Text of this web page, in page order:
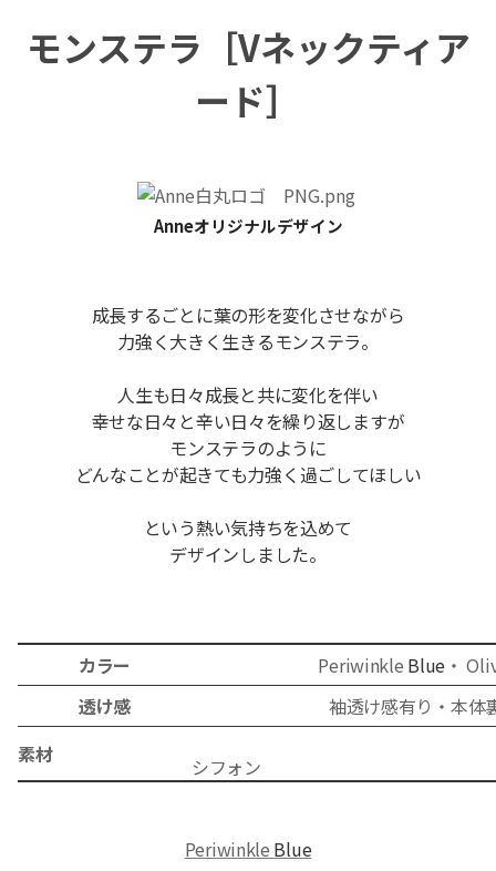
モンステラ ［Vネックティア
ード］
Anneオリジナルデザイン
成長するごとに葉の形を変化させながら
力強く大きく生きるモンステラ。
人生も日々成長と共に変化を伴い
幸せな日々と辛い日々を繰り返しますが
モンステラのように
どんなことが起きても力強く過ごしてほしい
という熱い気持ちを込めて
デザインしました。
カラー Periwinkle Blue ・
透け感
袖透け感有り・本体
素材 シフ
Periwinkle Blue